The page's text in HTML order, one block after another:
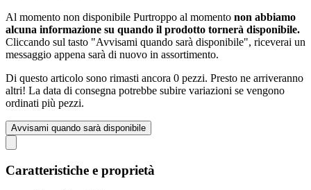
Al momento non disponibile Purtroppo al momento non abbiamo
alcuna informazione su quando il prodotto tornerà disponibile.
Cliccando sul tasto "Avvisami quando sarà disponibile", riceverai un
messaggio appena sarà di nuovo in assortimento.
Di questo articolo sono rimasti ancora 0 pezzi. Presto ne arriveranno
altri! La data di consegna potrebbe subire variazioni se vengono
ordinati più pezzi.
Avvisami quando sarà disponibile
Caratteristiche e proprietà